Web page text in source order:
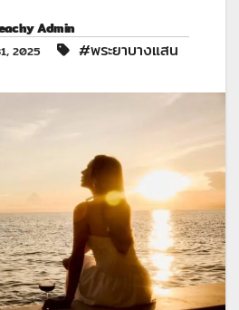
Admin
2025 #พระยาบางแสน